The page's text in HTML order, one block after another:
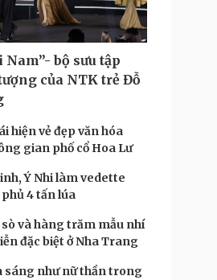
bộ sưu tập
của NTK trẻ Đỗ
hiện vẻ đẹp văn hóa
gian phố cổ Hoa Lư
Ý Nhi làm vedette
4 tấn lúa
và hàng trăm mẫu nhí
đặc biệt ở Nha Trang
sáng như nữ thần trong